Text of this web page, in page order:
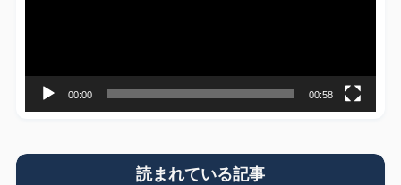
00:00 00:58
読まれている記事